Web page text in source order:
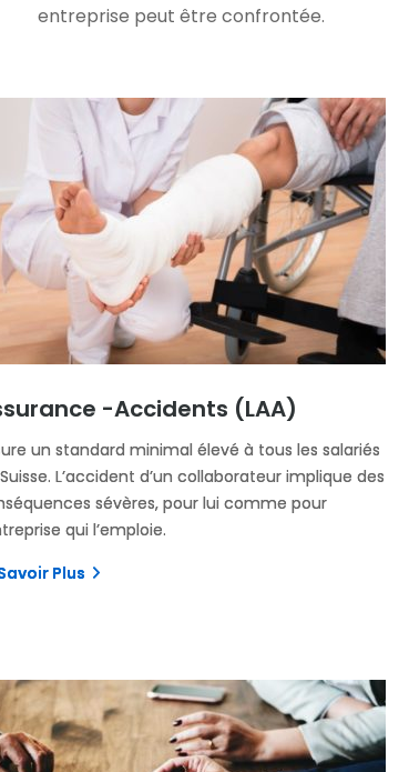
entreprise peut être confrontée.
-accidents (LAA)
un standard minimal élevé à tous les salariés
L’accident d’un collaborateur implique des
sévères, pour lui comme pour
qui l’emploie.
Plus